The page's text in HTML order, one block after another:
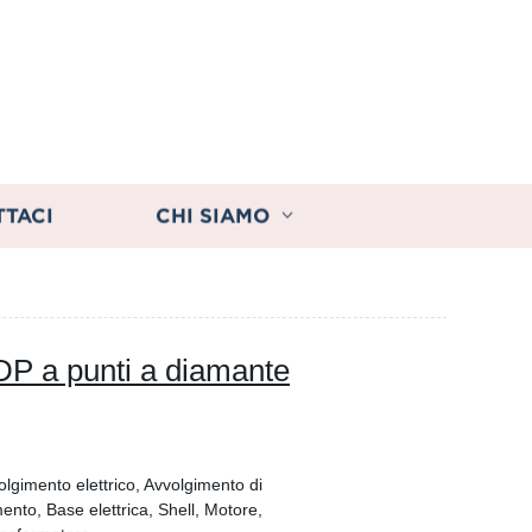
CHI SIAMO
a punti a diamante
elettrico, Avvolgimento di
Base elettrica, Shell, Motore,